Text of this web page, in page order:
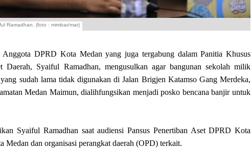
Ramadhan. (foto : mimbar/mar)
DPRD Kota Medan yang juga tergabung dalam Panitia Khusus
Daerah, Syaiful Ramadhan, mengusulkan agar bangunan sekolah milik
sudah lama tidak digunakan di Jalan Brigjen Katamso Gang Merdeka,
Medan Maimun, dialihfungsikan menjadi posko bencana banjir untuk
Syaiful Ramadhan saat audiensi Pansus Penertiban Aset DPRD Kota
Medan dan organisasi perangkat daerah (OPD) terkait.